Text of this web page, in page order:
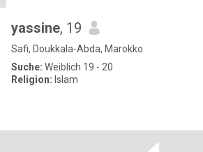
yassine, 19
Safi, Doukkala-Abda, Marokko
Suche: Weiblich 19 - 20
Religion: Islam